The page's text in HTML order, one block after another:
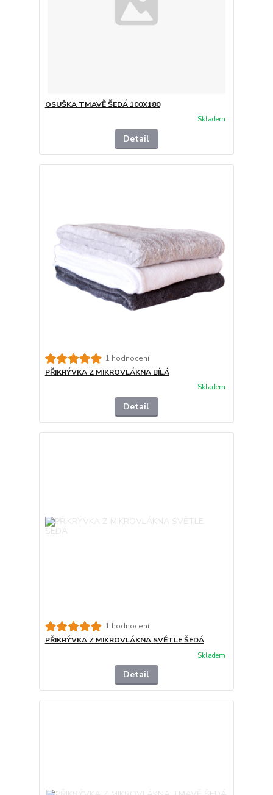
OSUŠKA TMAVĚ ŠEDÁ 100X180
Skladem
Detail
1 hodnocení
PŘIKRÝVKA Z MIKROVLÁKNA BÍLÁ
Skladem
Detail
1 hodnocení
PŘIKRÝVKA Z MIKROVLÁKNA SVĚTLE ŠEDÁ
Skladem
Detail